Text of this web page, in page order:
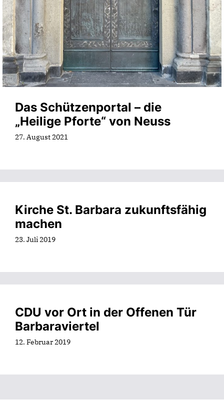
Das Schützenportal – die
„Heilige Pforte“ von Neuss
27. August 2021
Kirche St. Barbara zukunftsfähig
machen
23. Juli 2019
CDU vor Ort in der Offenen Tür
Barbaraviertel
12. Februar 2019